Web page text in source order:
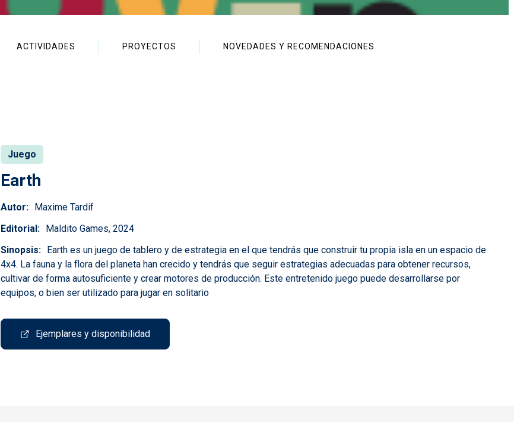
ACTIVIDADES PROYECTOS NOVEDADES Y RECOMENDACIONES
Juego
Earth
Autor
Maxime Tardif
Editorial
Maldito Games, 2024
Sinopsis
Earth es un juego de tablero y de estrategia en el que tendrás que construir tu propia isla en un espacio de
4x4. La fauna y la flora del planeta han crecido y tendrás que seguir estrategias adecuadas para obtener recursos,
cultivar de forma autosuficiente y crear motores de producción. Este entretenido juego puede desarrollarse por
equipos, o bien ser utilizado para jugar en solitario
Ejemplares y disponibilidad